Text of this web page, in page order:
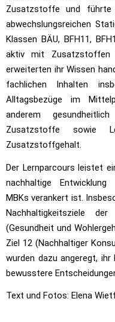
Zusatzstoffe und
abwechslungsreichen
Klassen BÄU, BFH11,
aktiv mit Zusatzstoffen
erweiterten ihr Wissen
fachlichen Inhalten
Alltagsbezüge im
anderem
Zusatzstoffe sowie
Zusatzstoffgehalt.
Der Lernparcours leistet
nachhaltige
MBKs verankert ist.
Nachhaltigkeitsziele
(Gesundheit und
Ziel 12 (Nachhaltiger
wurden dazu angeregt,
bewusstere
Text und Fotos: Elena